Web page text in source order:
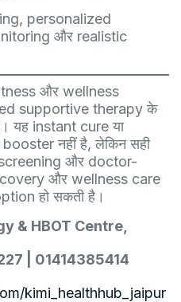
personalized
और realistic
और wellness
supportive therapy के
यह instant cure या
नहीं है, लेकिन सही
और doctor-
और wellness care
हो सकती है।
& HBOT Centre,
| 01414385414
kimi_healthhub_jaipur